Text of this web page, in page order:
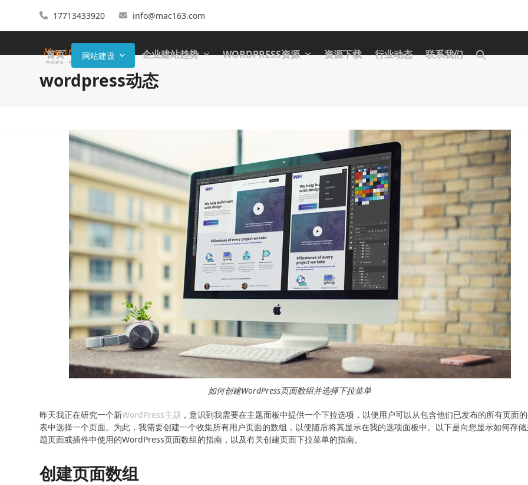
17713433920 info@mac163.com
首页 网站建设 企业建站趋势 WORDPRESS资源 资源下载 行业动态 联系我们
wordpress动态
如何创建WordPress页面数组并选择下拉菜单
昨天我正在研究一个新WordPress主题 ，意识到我需要在主题面板中提供一个下拉选项，以便用户可以从包含他们已发布的所有页面
表中选择一个页面。为此，我需要创建一个收集所有用户页面的数组，以便随后将其显示在我的选项面板中。以下是向您显示如何存储
题页面或插件中使用的WordPress页面数组的指南，以及有关创建页面下拉菜单的指南。
创建页面数组